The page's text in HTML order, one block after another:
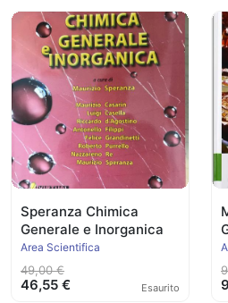
Speranza Chimica
Generale e Inorganica
Area Scientifica
49,00 €
46,55 € Esaurito